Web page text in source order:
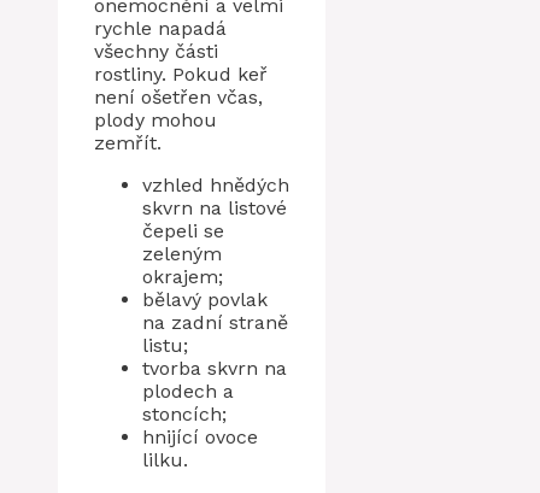
onemocnění a velmi
rychle napadá
všechny části
rostliny. Pokud keř
není ošetřen včas,
plody mohou
zemřít.
vzhled hnědých
skvrn na listové
čepeli se
zeleným
okrajem;
bělavý povlak
na zadní straně
listu;
tvorba skvrn na
plodech a
stoncích;
hnijící ovoce
lilku.